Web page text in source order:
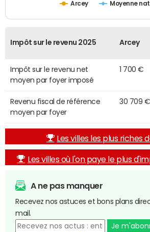
Arcey Moyenne
Impôt sur le revenu 2025 Arcey
Impôt sur le revenu net
moyen par foyer imposé
1 700 €
Revenu fiscal de référence
moyen par foyer
30 709 €
Les villes les plus riches
Les villes où l'on paye le plus
A ne pas manquer
Recevez nos astuces et bons plans
mail.
Je